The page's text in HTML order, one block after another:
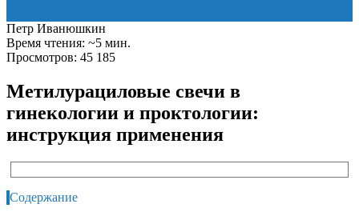
Петр Иванюшкин
Время чтения: ~5 мин.
Просмотров: 45 185
Метилурациловые свечи в
гинекологии и проктологии:
инструкция применения
Содержание